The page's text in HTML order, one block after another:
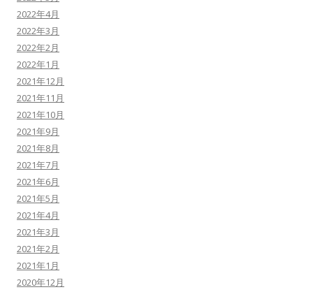
2022年4月
2022年3月
2022年2月
2022年1月
2021年12月
2021年11月
2021年10月
2021年9月
2021年8月
2021年7月
2021年6月
2021年5月
2021年4月
2021年3月
2021年2月
2021年1月
2020年12月